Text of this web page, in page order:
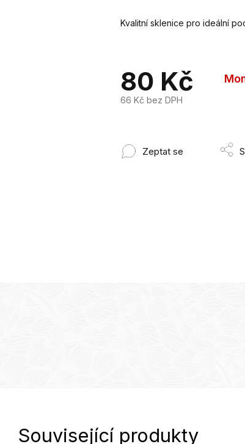
80 Kč
66 Kč bez DPH
Kvalitní sklenice pro ideální
Zeptat se
Související produkty